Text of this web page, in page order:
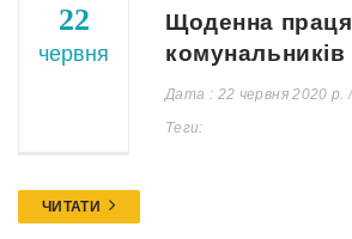
22
червня
Щоденна праця
комунальників
Дата : 22 червня 2020 р.
Теги:
ЧИТАТИ